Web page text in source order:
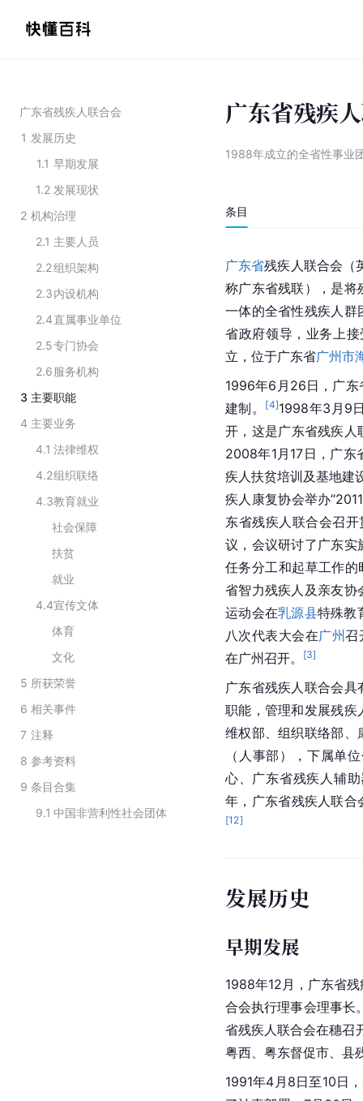
广东省残疾人联合会
1 发展历史
1.1 早期发展
1.2 发展现状
2 机构治理
2.1 主要人员
2.2组织架构
2.3内设机构
2.4直属事业单位
2.5专门协会
2.6服务机构
3 主要职能
4 主要业务
4.1 法律维权
4.2组织联络
4.3教育就业
社会保障
扶贫
就业
4.4宣传文体
体育
文化
5 所获荣誉
6 相关事件
7 注释
8 参考资料
9 条目合集
9.1 中国非营利性社会团体
广东省残疾
1988年成立的全省性事业
条目
广东省残疾人联合会（
称广东省残联），是将
一体的全省性残疾人群
省政府领导，业务上
立，位于广东省广州市
1996年6月26日，广东
建制。
[4]1998年3月9
开，这是广东省残疾
2008年1月17日，广东
疾人扶贫培训及基地建
疾人康复协会举办
东省残疾人联合会召
议，会议研讨了广东实
任务分工和起草工作的
省智力残疾人及亲友协
运动会在乳源县特殊教
八次代表大会在广州召
在广州召开。
[3]
广东省残疾人联合会
职能，管理和发展残疾
维权部、组织联络部、
（人事部），下属单
心、广东省残疾人辅
年，广东省残疾人联合
[12]
发展历史
早期发展
1988年12月，广东省
合会执行理事会理事长
省残疾人联合会在穗召
粤西、粤东督促市、县
1991年4月8日至10日